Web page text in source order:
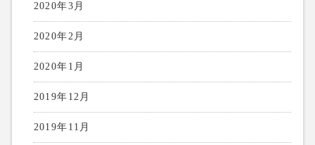
2020年3月
2020年2月
2020年1月
2019年12月
2019年11月